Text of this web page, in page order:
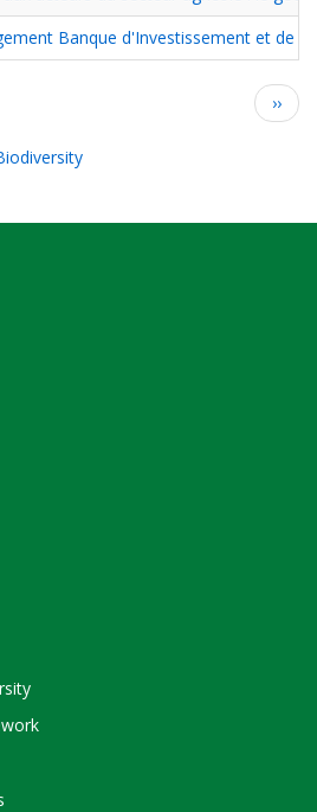
Banque d'Investissement et de
Next
page
››